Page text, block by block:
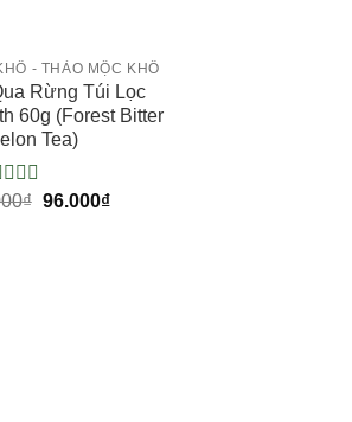
- THẢO MỘC KHÔ
Rừng Túi Lọc
60g (Forest Bitter
Tea)
₫ 96.000₫